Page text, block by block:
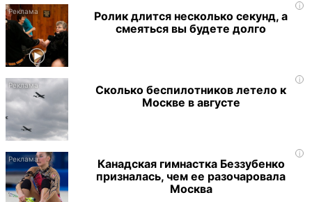
i
Ролик длится несколько секунд, а
смеяться вы будете долго
i
Сколько беспилотников летело к
Москве в августе
i
Канадская гимнастка Беззубенко
призналась, чем ее разочаровала
Москва